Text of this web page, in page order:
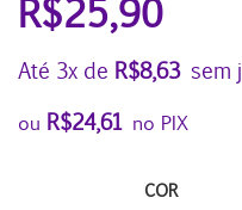
R$25,90
Até 3x de R$8,63 sem
ou R$24,61 no PIX
COR